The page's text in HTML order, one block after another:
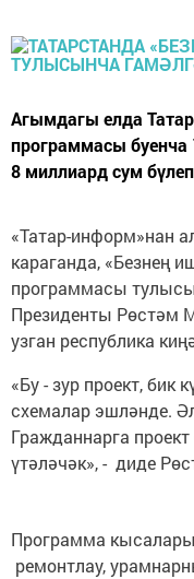
Агымдагы елда
программасы буенча
8 миллиард сум
«Татар-информ»нан
караганда, «Безнең
программасы
Президенты Рөстәм
узган республика
«Бу - зур проект,
схемалар эшләнде.
Гражданнарга
үтәләчәк», - диде
Программа
ремонтлау,